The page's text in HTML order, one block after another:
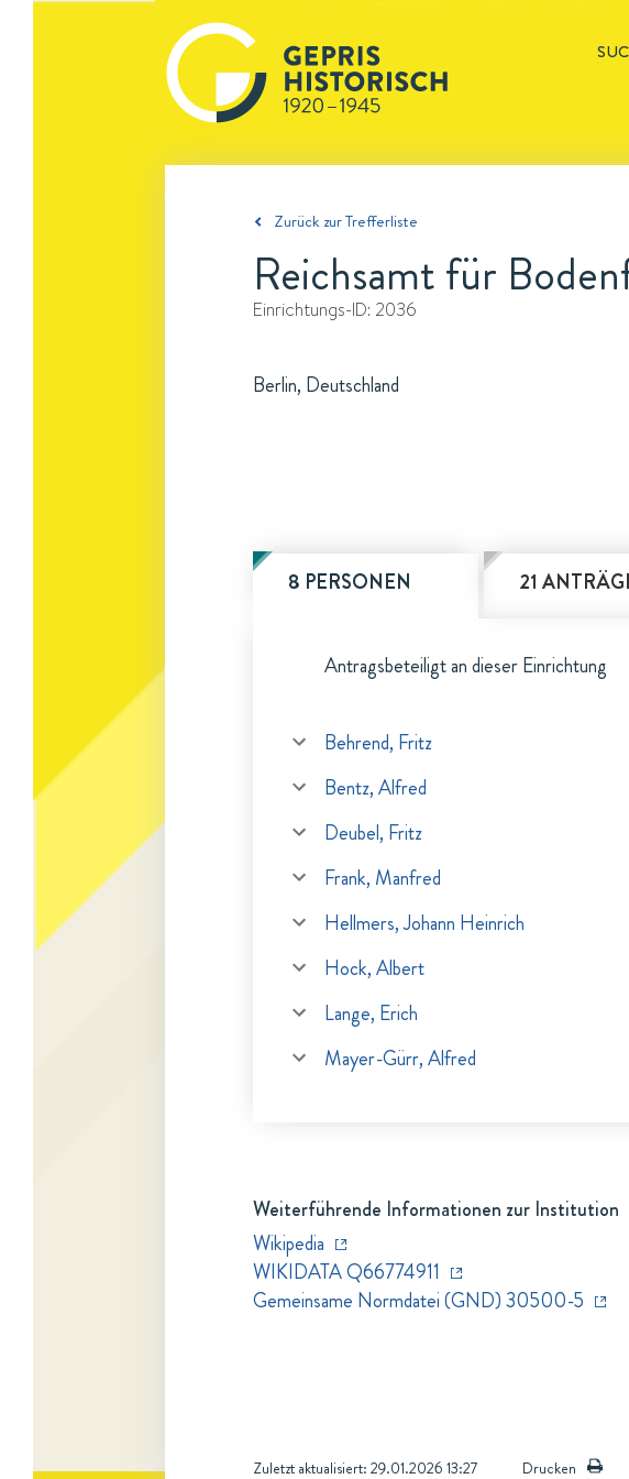
Zurück zur Trefferliste
Reichsamt für
Einrichtungs-ID: 2036
Berlin, Deutschland
8 PERSONEN 21
Antragsbeteiligt an dieser Einrichtung
Behrend, Fritz
Bentz, Alfred
Deubel, Fritz
Frank, Manfred
Hellmers, Johann Heinrich
Hock, Albert
Lange, Erich
Mayer-Gürr, Alfred
Weiterführende Informationen zur Institution
Wikipedia
WIKIDATA Q66774911
Gemeinsame Normdatei (GND) 30500-5
Zuletzt aktualisiert: 29.01.2026 13:27 Drucken